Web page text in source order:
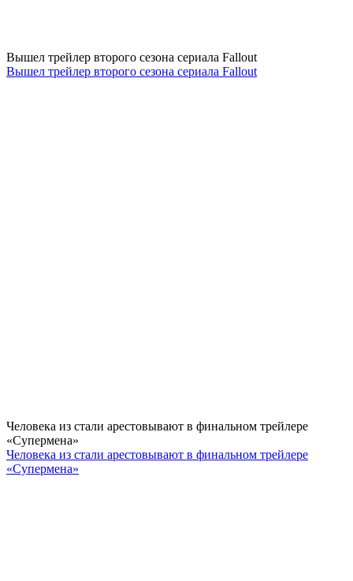
Вышел трейлер второго сезона сериала Fallout
Вышел трейлер второго сезона сериала Fallout
Человека из стали арестовывают в финальном трейлере
«Супермена»
Человека из стали арестовывают в финальном трейлере
«Супермена»